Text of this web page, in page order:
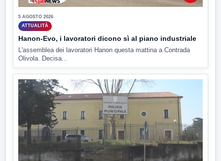
5 AGOSTO 2026
ATTUALITÀ
Hanon-Evo, i lavoratori dicono sì al piano industriale
L'assemblea dei lavoratori Hanon questa mattina a Contrada
Olivola. Decisa...